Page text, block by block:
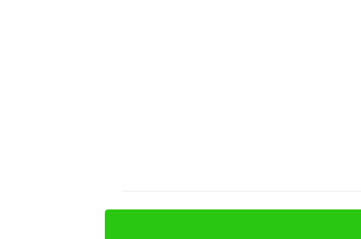
agente inmobiliario local antes de lanzar
atraer a compradores calificados
funciona el proceso inmobiliario, no
Contratar a un agente inmobiliario te